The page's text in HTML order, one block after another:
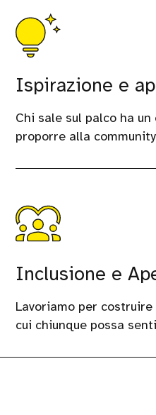
Ispirazione e
Chi sale sul palco ha
proporre alla
Inclusione e
Lavoriamo per
cui chiunque possa